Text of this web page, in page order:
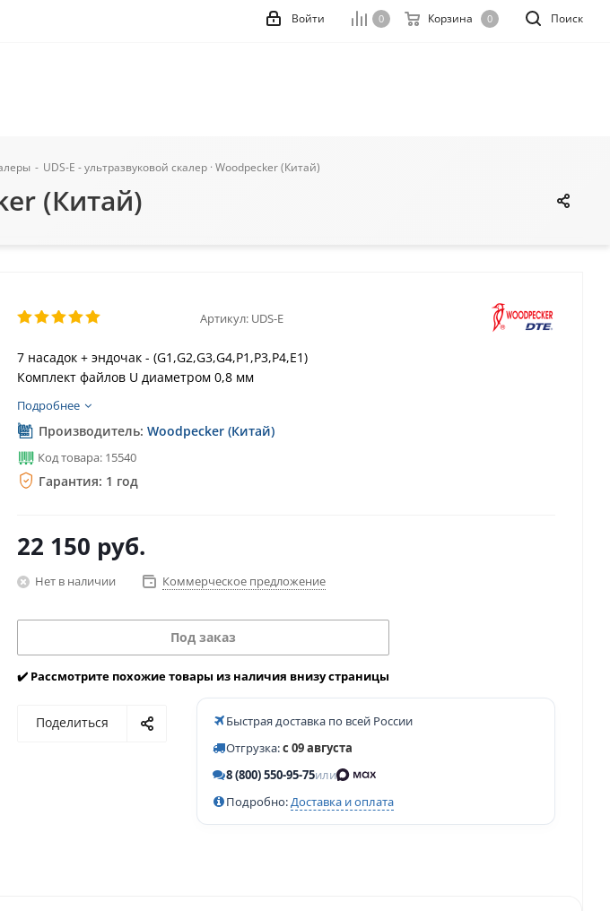
Поиск
0 Корзина 0
Войти
- UDS-E - ультразвуковой скалер · Woodpecker (Китай)
(Китай)
Артикул: UDS-E
7 насадок + эндочак - (G1,G2,G3,G4,P1,P3,P4,E1)
Комплект файлов U диаметром 0,8 мм
Подробнее
Производитель: Woodpecker (Китай)
Код товара: 15540
Гарантия: 1 год
22 150 руб.
Нет в наличии Коммерческое предложение
Под заказ
✔️ Рассмотрите похожие товары из наличия внизу страницы
Поделиться
Быстрая доставка по всей России
Отгрузка:с 09 августа
8 (800) 550-95-75или
Подробно:Доставка и оплата